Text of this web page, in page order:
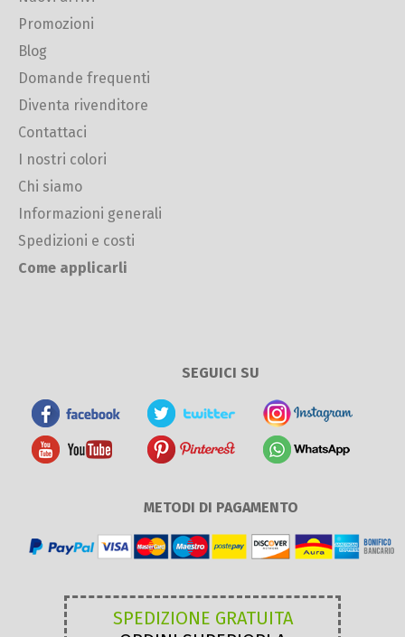
Promozioni
Blog
Domande frequenti
Diventa rivenditore
Contattaci
I nostri colori
Chi siamo
Informazioni generali
Spedizioni e costi
Come applicarli
SEGUICI SU
METODI DI PAGAMENTO
SPEDIZIONE GRATUITA